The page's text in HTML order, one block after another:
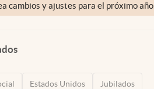
cambios y ajustes para el próximo año.
Estados Unidos Jubilados